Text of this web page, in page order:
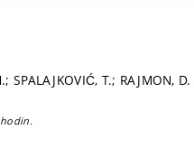
SPALAJKOVIĆ, T.; RAJMON, D.
hodin.